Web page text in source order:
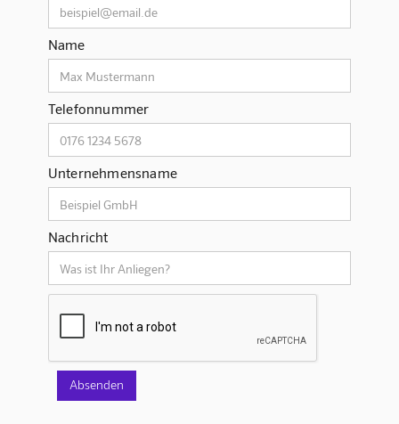
Name
Telefonnummer
Unternehmensname
Nachricht